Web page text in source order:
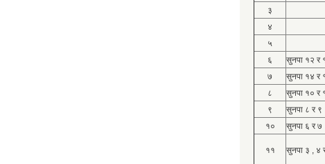
३
४
५
६
सुनपा १२ र
७
सुनपा १४ र
८
सुनपा १० र
९
सुनपा ८ र ९
१०
सुनपा ६ र ७
११ सुनपा ३ , ४